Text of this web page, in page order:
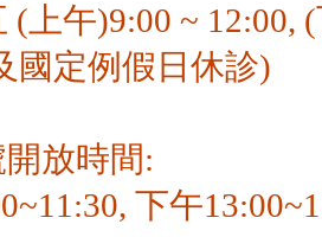
(上午)9:00 ~ 12:00,
國定例假日休診)
放時間:
下午